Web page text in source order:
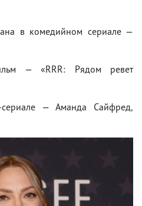
в комедийном сериале —
— «RRR: Рядом ревет
— Аманда Сайфред,